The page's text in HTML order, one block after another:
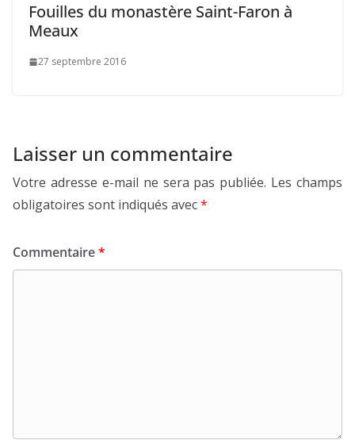
Fouilles du monastère Saint-Faron à
Meaux
27 septembre 2016
Laisser un commentaire
Votre adresse e-mail ne sera pas publiée. Les champs
obligatoires sont indiqués avec*
Commentaire*